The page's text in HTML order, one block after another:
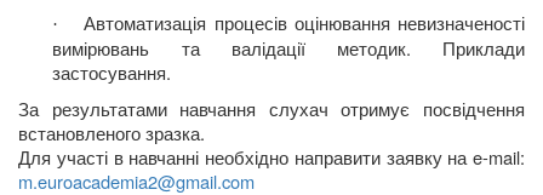
·
Автоматизація процесів оцінювання невизначеності
вимірювань та валідації методик. Приклади
застосування.
За результатами навчання слухач отримує посвідчення
встановленого зразка.
Для участі в навчанні необхідно направити заявку на e-mail:
m.euroacademia2@gmail.com